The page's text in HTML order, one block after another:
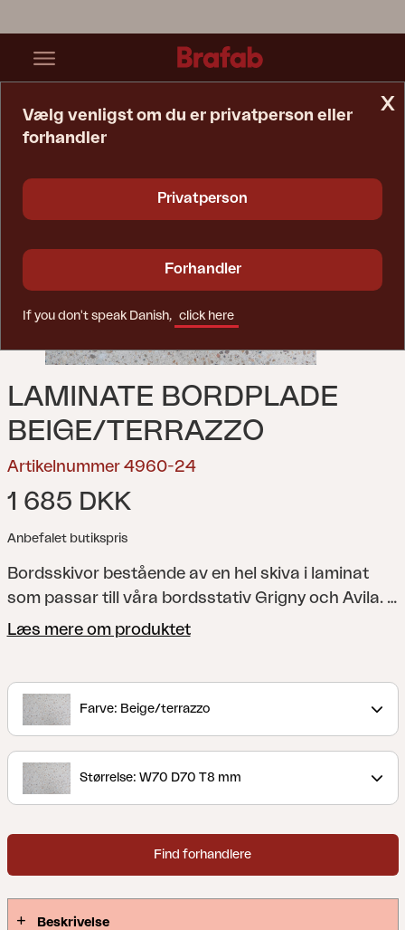
LAMINATE BORDPLADE
BEIGE/TERRAZZO
Artikelnummer 4960-24
1 685 DKK
Anbefalet butikspris
Bordsskivor bestående av en hel skiva i laminat
som passar till våra bordsstativ Grigny och Avila.
Notera att stativ köpes separat.
Læs mere om produktet
Farve: Beige/terrazzo
Størrelse: W70 D70 T8 mm
Find forhandlere
Beskrivelse
x
Vælg venligst om du er privatperson eller
forhandler
Privatperson
Forhandler
If you don't speak Danish, click here